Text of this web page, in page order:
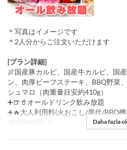
＊写真はイメージです
＊2人分からご注文いただけます
[プラン詳細]
🍖国産豚カルビ、国産牛カルビ、国
ン、肉厚ビーフステーキ、BBQ野菜
シュマロ（肉重量目安約410g）
➕🍺🥤オールドリンク飲み放題
➕🔥大人利用料(火おこし/席代/BBQ
Sipariş Limiti 2 ~ Daha fazla